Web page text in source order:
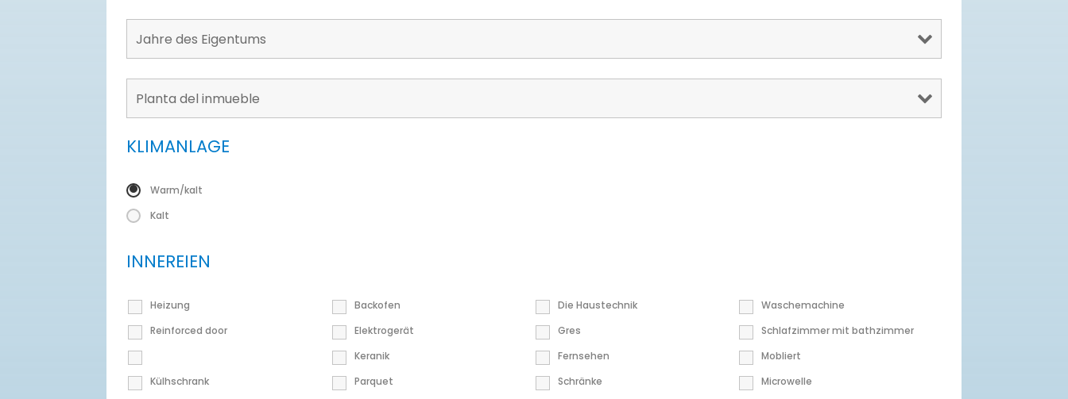
KLIMANLAGE
Warm/kalt
Kalt
INNEREIEN
Heizung Backofen Die Haustechnik
Waschemachine
Reinforced door
Elektrogerät Gres
Schlafzimmer mit bathzimmer
Keranik
Fernsehen
Mobliert
Külhschrank
Parquet Schränke
Microwelle